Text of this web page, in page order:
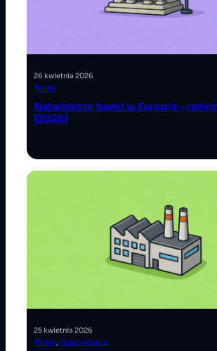
26 kwietnia 2026
Banki
Największe banki w Europie –
[2026]
25 kwietnia 2026
Firmy, Gospodarka